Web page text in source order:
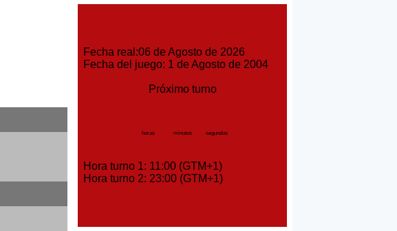
Fecha real:06 de Agosto de 2026
Fecha del juego: 1 de Agosto de 2004
Próximo turno
horas minutos segundos
Hora turno 1: 11:00 (GTM+1)
Hora turno 2: 23:00 (GTM+1)